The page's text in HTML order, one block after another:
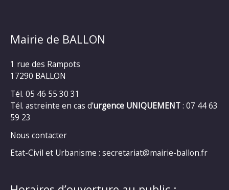
Mairie de BALLON
1 rue des Rampots
17290 BALLON
Tél. 05 46 55 30 31
Tél. astreinte en cas d’urgence UNIQUEMENT: 07 44 63
59 23
Nous contacter
Etat-Civil et Urbanisme : secretariat@mairie-ballon.fr